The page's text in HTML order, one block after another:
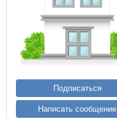
Подписаться
Написать сообщение